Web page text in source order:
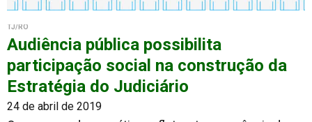
TJ/RO
Audiência pública possibilita
participação social na construção da
Estratégia do Judiciário
24 de abril de 2019